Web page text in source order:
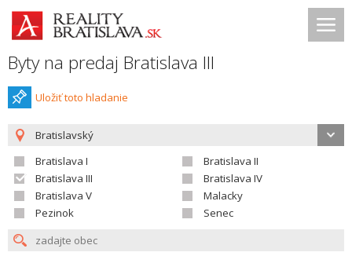
Byty na predaj Bratislava III
Uložiť toto hladanie
Bratislavský
Bratislava I
Bratislava II
Bratislava III
Bratislava IV
Bratislava V
Malacky
Pezinok
Senec